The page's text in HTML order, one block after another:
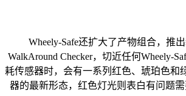
Wheely-Safe还扩大了产物组合，推出
WalkAround Checker，切近任何Wheely-
耗传感器时，会有一系列红色、琥珀色和
器的最新形态，红色灯光则表白有问题需